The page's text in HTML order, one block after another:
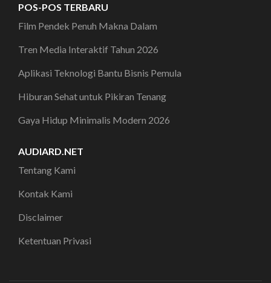
POS-POS TERBARU
Film Pendek Penuh Makna Dalam
Tren Media Interaktif Tahun 2026
Aplikasi Teknologi Bantu Bisnis Pemula
Hiburan Sehat untuk Pikiran Tenang
Gaya Hidup Minimalis Modern 2026
AUDIARD.NET
Tentang Kami
Kontak Kami
Disclaimer
Ketentuan Privasi